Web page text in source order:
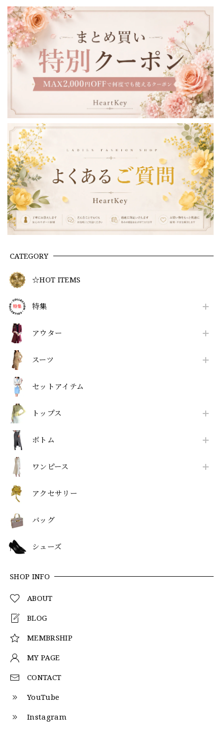
CATEGORY
☆HOT ITEMS
特集
アウター
スーツ
セットアイテム
トップス
ボトム
ワンピース
アクセサリー
バッグ
シューズ
SHOP INFO
ABOUT
BLOG
MEMBRSHIP
MY PAGE
CONTACT
YouTube
Instagram